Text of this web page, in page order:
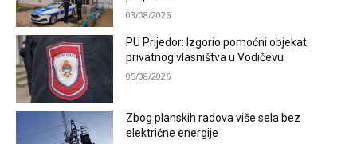
03/08/2026
PU Prijedor: Izgorio pomoćni objekat
privatnog vlasništva u Vodičevu
05/08/2026
Zbog planskih radova više sela bez
električne energije